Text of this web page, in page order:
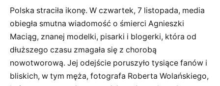
Polska straciła ikonę. W czwartek, 7 listopada, media
obiegła smutna wiadomość o śmierci Agnieszki
Maciąg, znanej modelki, pisarki i blogerki, która od
dłuższego czasu zmagała się z chorobą
nowotworową. Jej odejście poruszyło tysiące fanów i
bliskich, w tym męża, fotografa Roberta Wolańskiego,